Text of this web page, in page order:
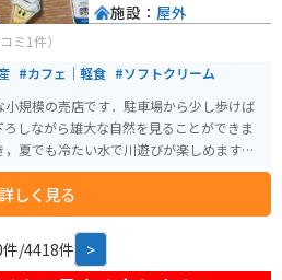
コミ1件）
#カフェ｜軽食 #ソフトクリーム
規模の売店です．駐車場から少し歩けば
しながら雄大な自然を見ることができま
夏でも冷たい水で川遊びが楽しめます．
ームは絶品です．
詳しく見る
施設： 屋外
/4418件 >